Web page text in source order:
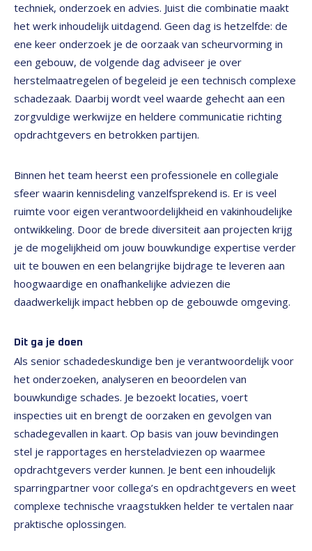
techniek, onderzoek en advies. Juist die combinatie maakt
het werk inhoudelijk uitdagend. Geen dag is hetzelfde: de
ene keer onderzoek je de oorzaak van scheurvorming in
een gebouw, de volgende dag adviseer je over
herstelmaatregelen of begeleid je een technisch complexe
schadezaak. Daarbij wordt veel waarde gehecht aan een
zorgvuldige werkwijze en heldere communicatie richting
opdrachtgevers en betrokken partijen.
Binnen het team heerst een professionele en collegiale
sfeer waarin kennisdeling vanzelfsprekend is. Er is veel
ruimte voor eigen verantwoordelijkheid en vakinhoudelijke
ontwikkeling. Door de brede diversiteit aan projecten krijg
je de mogelijkheid om jouw bouwkundige expertise verder
uit te bouwen en een belangrijke bijdrage te leveren aan
hoogwaardige en onafhankelijke adviezen die
daadwerkelijk impact hebben op de gebouwde omgeving.
Dit ga je doen
Als senior schadedeskundige ben je verantwoordelijk voor
het onderzoeken, analyseren en beoordelen van
bouwkundige schades. Je bezoekt locaties, voert
inspecties uit en brengt de oorzaken en gevolgen van
schadegevallen in kaart. Op basis van jouw bevindingen
stel je rapportages en hersteladviezen op waarmee
opdrachtgevers verder kunnen. Je bent een inhoudelijk
sparringpartner voor collega’s en opdrachtgevers en weet
complexe technische vraagstukken helder te vertalen naar
praktische oplossingen.